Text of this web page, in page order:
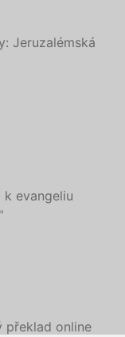
Jeruzalémská
evangeliu
překlad online